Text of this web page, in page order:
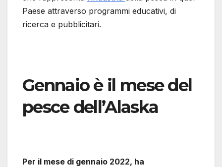
Paese attraverso programmi educativi, di
ricerca e pubblicitari.
Gennaio è il mese del
pesce dell’Alaska
Per il mese di gennaio 2022, ha